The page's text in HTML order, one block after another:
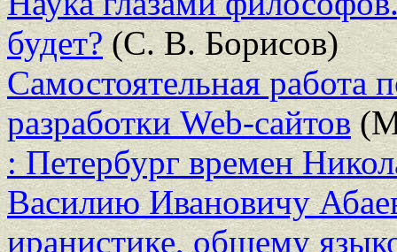
будет?(С. В. Борисов)
Самостоятельная
разработки Web-сайтов
: Петербург времен
Василию Ивановичу
иранистике, общему